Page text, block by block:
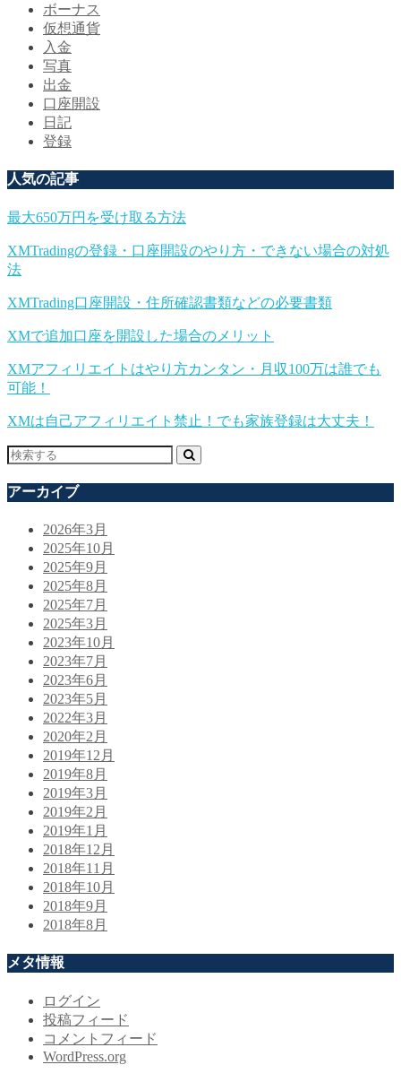
ボーナス
仮想通貨
入金
写真
出金
口座開設
日記
登録
人気の記事
最大650万円を受け取る方法
XMTradingの登録・口座開設のやり方・できない場合の対処
法
XMTrading口座開設・住所確認書類などの必要書類
XMで追加口座を開設した場合のメリット
XMアフィリエイトはやり方カンタン・月収100万は誰でも
可能！
XMは自己アフィリエイト禁止！でも家族登録は大丈夫！
アーカイブ
2026年3月
2025年10月
2025年9月
2025年8月
2025年7月
2025年3月
2023年10月
2023年7月
2023年6月
2023年5月
2022年3月
2020年2月
2019年12月
2019年8月
2019年3月
2019年2月
2019年1月
2018年12月
2018年11月
2018年10月
2018年9月
2018年8月
メタ情報
ログイン
投稿フィード
コメントフィード
WordPress.org